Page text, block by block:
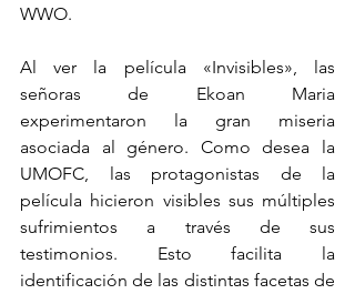
WWO.
Al ver la película «Invisibles», las
señoras de Ekoan Maria
experimentaron la gran miseria
asociada al género. Como desea la
UMOFC, las protagonistas de la
película hicieron visibles sus múltiples
sufrimientos a través de sus
testimonios. Esto facilita la
identificación de las distintas facetas de